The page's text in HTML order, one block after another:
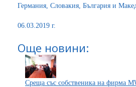
Германия, Словакия, България и
06.03.2019 г.
Още новини:
Среща със собственика на фирма